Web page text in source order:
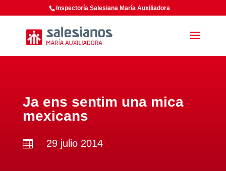
Inspectoría Salesiana María Auxiliadora
Ja ens sentim una mica
mexicans
 29 julio 2014